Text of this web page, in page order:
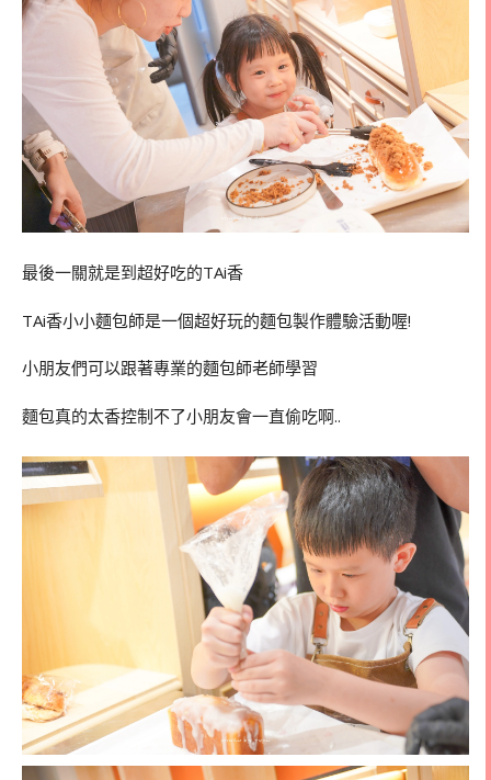
最後一關就是到超好吃的TAi香
TAi香小小麵包師是一個超好玩的麵包製作體驗活動喔!
小朋友們可以跟著專業的麵包師老師學習
麵包真的太香控制不了小朋友會一直偷吃啊..